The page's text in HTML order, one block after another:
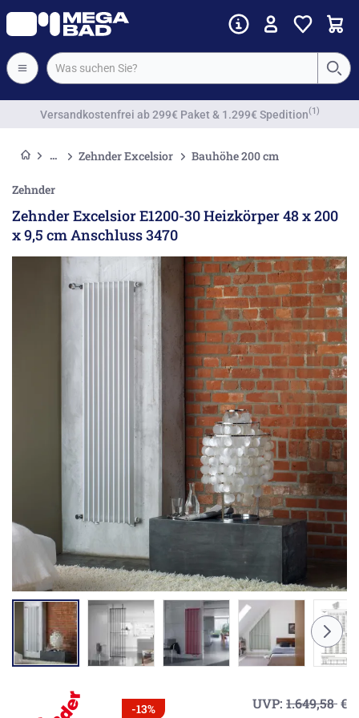
Vorkassenrabatt
Zehnder Excelsior Bauhöhe 200 cm
Zehnder
Zehnder Excelsior E1200-30 Heizkörper 48 x 200
x 9,5 cm Anschluss 3470
-13% UVP: 1.649,58€